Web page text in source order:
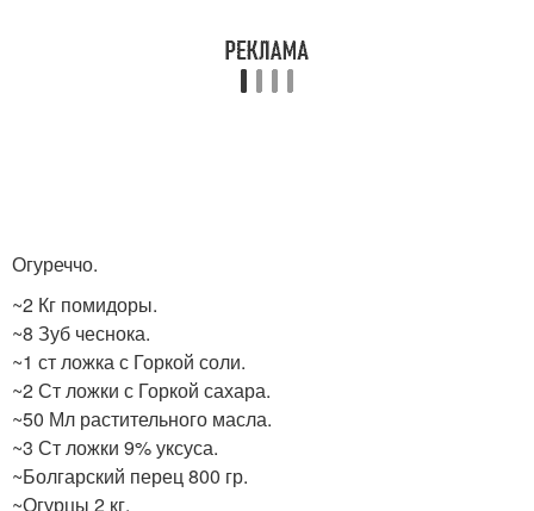
Огуреччо.
~2 Кг помидоры.
~8 Зуб чеснока.
~1 ст ложка с Горкой соли.
~2 Ст ложки с Горкой сахара.
~50 Мл растительного масла.
~3 Ст ложки 9% уксуса.
~Болгарский перец 800 гр.
~Огурцы 2 кг.